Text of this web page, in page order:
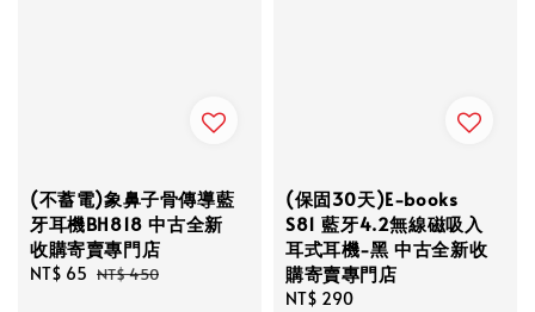
(不蓄電)象鼻子骨傳導藍
牙耳機BH818 中古全新
收購寄賣專門店
Sale
NT$ 65 Regular
NT$ 450
(保固30天)E-books
S81 藍牙4.2無線磁吸入
耳式耳機-黑 中古全新收
購寄賣專門店
Regular
NT$ 290